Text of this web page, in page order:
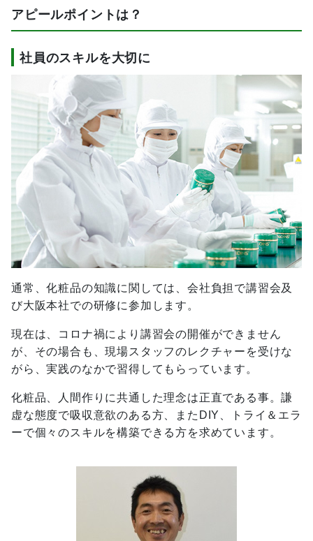
アピールポイントは？
社員のスキルを大切に
通常、化粧品の知識に関しては、会社負担で講習会及
び大阪本社での研修に参加します。
現在は、コロナ禍により講習会の開催ができません
が、その場合も、現場スタッフのレクチャーを受けな
がら、実践のなかで習得してもらっています。
化粧品、人間作りに共通した理念は正直である事。謙
虚な態度で吸収意欲のある方、またDIY、トライ＆エラ
ーで個々のスキルを構築できる方を求めています。